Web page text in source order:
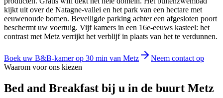
kijkt uit over de Natagne-vallei en het park van een hectare met
eeuwenoude bomen. Beveiligde parking achter een afgesloten poort
beschermt uw voertuig. Vijf kamers in een 16e-eeuws kasteel: het
contrast met Metz verrijkt het verblijf in plaats van het te verdunnen.
Boek uw B&B-kamer op 30 min van Metz
Neem contact op
Waarom voor ons kiezen
Bed and Breakfast bij u in de buurt Metz